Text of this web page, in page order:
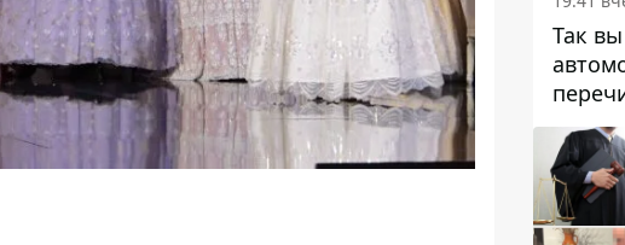
Так